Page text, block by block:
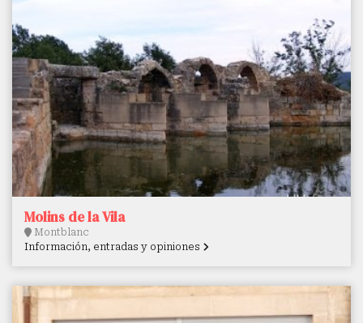
Molins de la Vila
Montblanc
Información, entradas y opiniones